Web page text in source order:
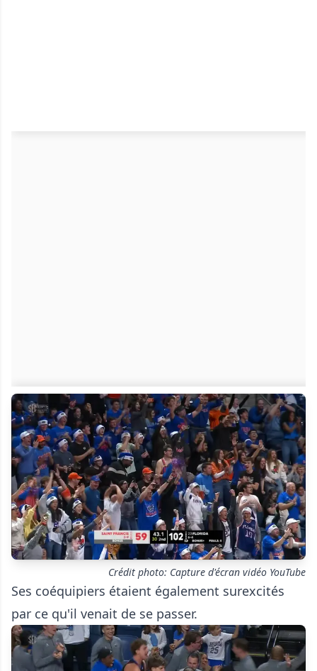
Crédit photo: Capture d'écran vidéo YouTube
Ses coéquipiers étaient également surexcités
par ce qu'il venait de se passer.